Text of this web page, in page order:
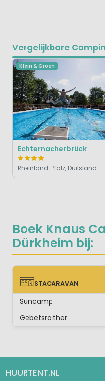
Boek Knaus
Dürkheim bij:
STACARAVAN
STACARAVAN
Suncamp
Gebetsroither
Vergelijkbare
Klein & Groen
Echternacherbrück
Rheinland-Pfalz, Duitsland
HUURTENT.NL